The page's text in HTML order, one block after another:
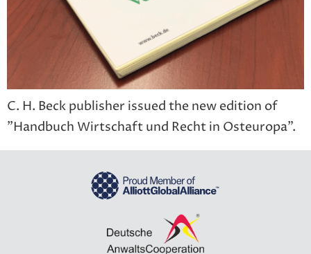
C. H. Beck publisher issued the new edition of
”Handbuch Wirtschaft und Recht in Osteuropa”.